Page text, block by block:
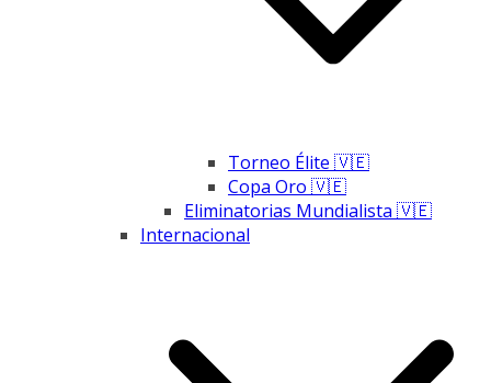
Torneo Élite 🇻🇪
Copa Oro 🇻🇪
Eliminatorias Mundialista 🇻🇪
Internacional